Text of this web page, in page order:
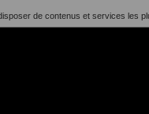
de contenus et services les